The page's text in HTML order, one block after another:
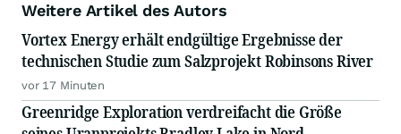
Weitere Artikel des Autors
Vortex Energy erhält endgültige Ergebnisse der
technischen Studie zum Salzprojekt Robinsons River
vor 17 Minuten
Greenridge Exploration verdreifacht die Größe